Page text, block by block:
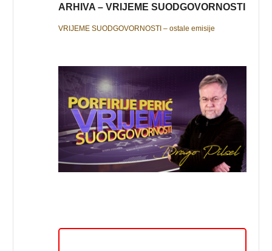
ARHIVA – VRIJEME SUODGOVORNOSTI
VRIJEME SUODGOVORNOSTI – ostale emisije